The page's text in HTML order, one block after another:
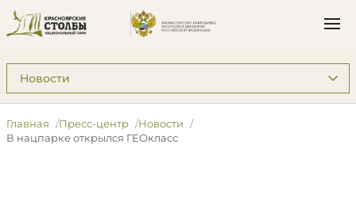
Подразделы: Пресс-центр
Главная Пресс-центр
Новости
В нацпарке открылся ГЕОкласс